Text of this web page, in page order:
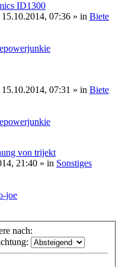
ID1300
15.10.2014, 07:36 » in Biete
15.10.2014, 07:31 » in Biete
von trijekt
21:40 » in Sonstiges
joe
nach: